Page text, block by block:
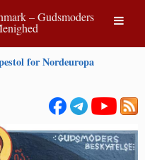
– Gudsmoders
for Nordeuropa